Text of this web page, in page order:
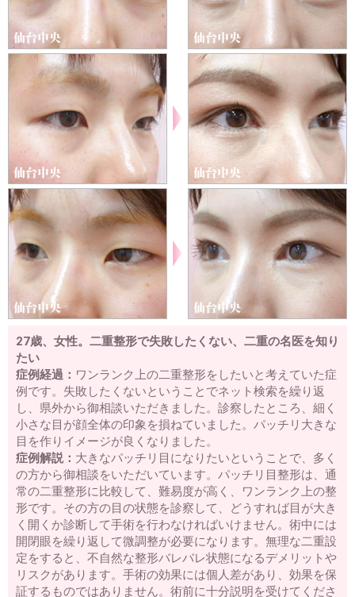
27歳、女性。二重整形で失敗したくない、二重の名医を知り
たい
症例経過： ワンランク上の二重整形をしたいと考えていた症
例です。失敗したくないということでネット検索を繰り返
し、県外から御相談いただきました。診察したところ、細く
小さな目が顔全体の印象を損ねていました。パッチリ大きな
目を作りイメージが良くなりました。
症例解説： 大きなパッチリ目になりたいということで、多く
の方から御相談をいただいています。パッチリ目整形は、通
常の二重整形に比較して、難易度が高く、ワンランク上の整
形です。その方の目の状態を診察して、どうすれば目が大き
く開くか診断して手術を行わなければいけません。術中には
開閉眼を繰り返して微調整が必要になります。無理な二重設
定をすると、不自然な整形バレバレ状態になるデメリットや
リスクがあります。手術の効果には個人差があり、効果を保
証するものではありません。術前に十分説明を受けてくださ